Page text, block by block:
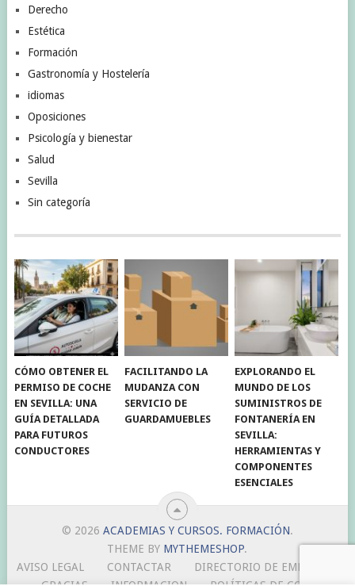
Derecho
Estética
Formación
Gastronomía y Hostelería
idiomas
Oposiciones
Psicología y bienestar
Salud
Sevilla
Sin categoría
CÓMO OBTENER EL
PERMISO DE COCHE
EN SEVILLA: UNA
GUÍA DETALLADA
PARA FUTUROS
CONDUCTORES
FACILITANDO LA
MUDANZA CON
SERVICIO DE
GUARDAMUEBLES
EXPLORANDO EL
MUNDO DE LOS
SUMINISTROS DE
FONTANERÍA EN
SEVILLA:
HERRAMIENTAS Y
COMPONENTES
ESENCIALES
© 2026 ACADEMIAS Y CURSOS. FORMACIÓN.
THEME BY MYTHEMESHOP.
AVISO LEGAL
CONTACTAR
DIRECTORIO DE EMPRESAS